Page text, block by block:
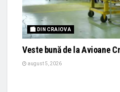
🏙 DIN CRAIOVA
Veste bună de la Avioane
august 5, 2026